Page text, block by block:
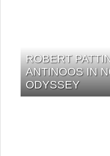
ROBERT
ANTINOOS IN
ODYSSEY